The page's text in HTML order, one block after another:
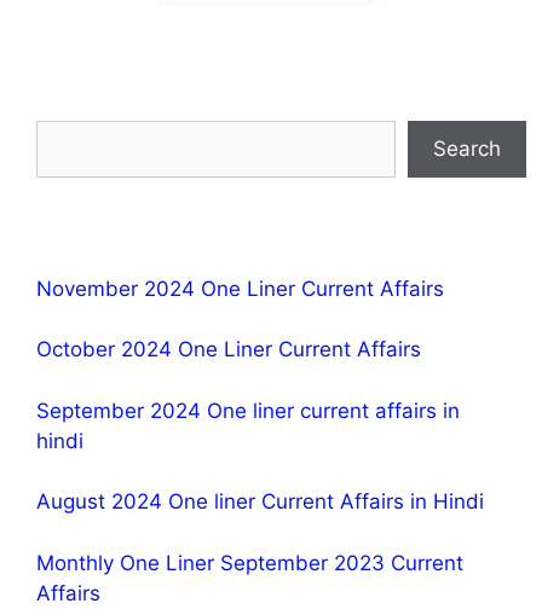
Search
November 2024 One Liner Current Affairs
October 2024 One Liner Current Affairs
September 2024 One liner current affairs in
hindi
August 2024 One liner Current Affairs in Hindi
Monthly One Liner September 2023 Current
Affairs